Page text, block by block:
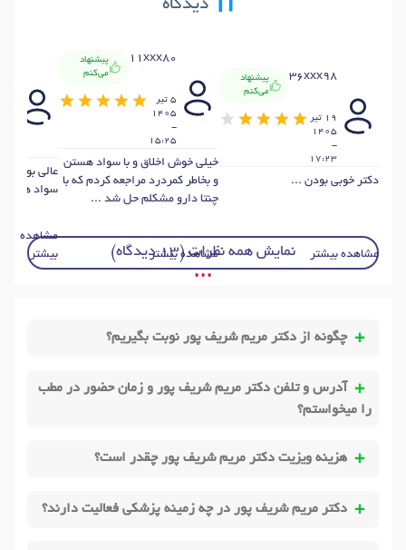
دیدگاه
36xxx98
پیشنهاد
می‌کنم
19 تير
1405
-
17:23
دکتر خوبی بودن ...
مشاهده بیشتر
11xxx80
پیشنهاد
می‌کنم
5 تير
1405
-
15:25
خیلی خوش اخلاق و با سواد هستن
و بخاطر کمردرد مراجعه کردم که با
چنتا دارو مشکلم حل شد ...
مشاهده بیشتر
عالی بودن و
سواد
مشاهده
بیشتر
نمایش همه نظرات (13 دیدگاه)
• • •
چگونه از دکتر مریم شریف پور نوبت بگیریم؟
آدرس و تلفن دکتر مریم شریف پور و زمان حضور در مطب
را میخواستم؟
هزینه ویزیت دکتر مریم شریف پور چقدر است؟
دکتر مریم شریف پور در چه زمینه پزشکی فعالیت دارند؟